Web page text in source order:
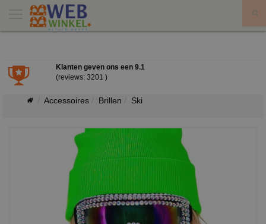
Klanten geven ons een 9.1
(reviews: 3201 )
Accessoires Brillen Ski